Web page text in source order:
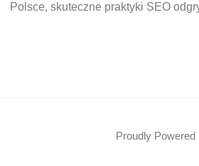
Polsce, skuteczne praktyki SEO
Proudly